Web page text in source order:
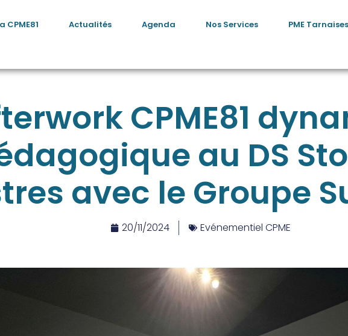
CPME81 Actualités Agenda Nos Services PME Tarnaises
CPME81
au DS
avec le Groupe
20/11/2024 Evénementiel CPME